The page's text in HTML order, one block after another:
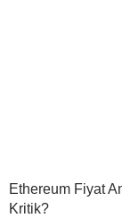
Ethereum Fiyat
Kritik?